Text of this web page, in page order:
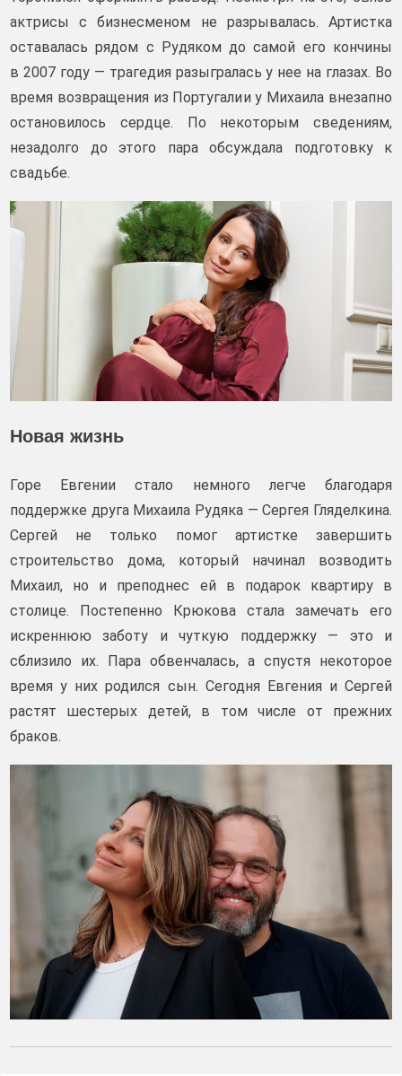
актрисы с бизнесменом не разрывалась. Артистка
оставалась рядом с Рудяком до самой его кончины
в 2007 году — трагедия разыгралась у нее на глазах. Во
время возвращения из Португалии у Михаила внезапно
остановилось сердце. По некоторым сведениям,
незадолго до этого пара обсуждала подготовку к
свадьбе.
Новая жизнь
Горе Евгении стало немного легче благодаря
поддержке друга Михаила Рудяка — Сергея Гляделкина.
Сергей не только помог артистке завершить
строительство дома, который начинал возводить
Михаил, но и преподнес ей в подарок квартиру в
столице. Постепенно Крюкова стала замечать его
искреннюю заботу и чуткую поддержку — это и
сблизило их. Пара обвенчалась, а спустя некоторое
время у них родился сын. Сегодня Евгения и Сергей
растят шестерых детей, в том числе от прежних
браков.